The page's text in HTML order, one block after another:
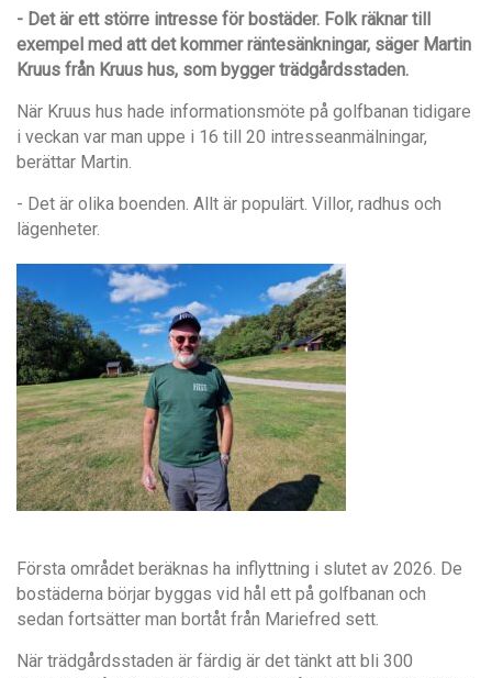
- Det är ett större intresse för bostäder. Folk räknar till
exempel med att det kommer räntesänkningar, säger Martin
Kruus från Kruus hus, som bygger trädgårdsstaden.
När Kruus hus hade informationsmöte på golfbanan tidigare
i veckan var man uppe i 16 till 20 intresseanmälningar,
berättar Martin.
- Det är olika boenden. Allt är populärt. Villor, radhus och
lägenheter.
Första området beräknas ha inflyttning i slutet av 2026. De
bostäderna börjar byggas vid hål ett på golfbanan och
sedan fortsätter man bortåt från Mariefred sett.
När trädgårdsstaden är färdig är det tänkt att bli 300